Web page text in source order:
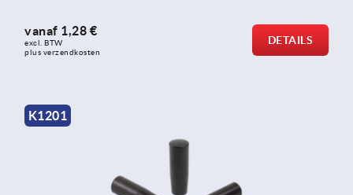
vanaf 1,28 €
excl. BTW
plus verzendkosten
DETAILS
K1201